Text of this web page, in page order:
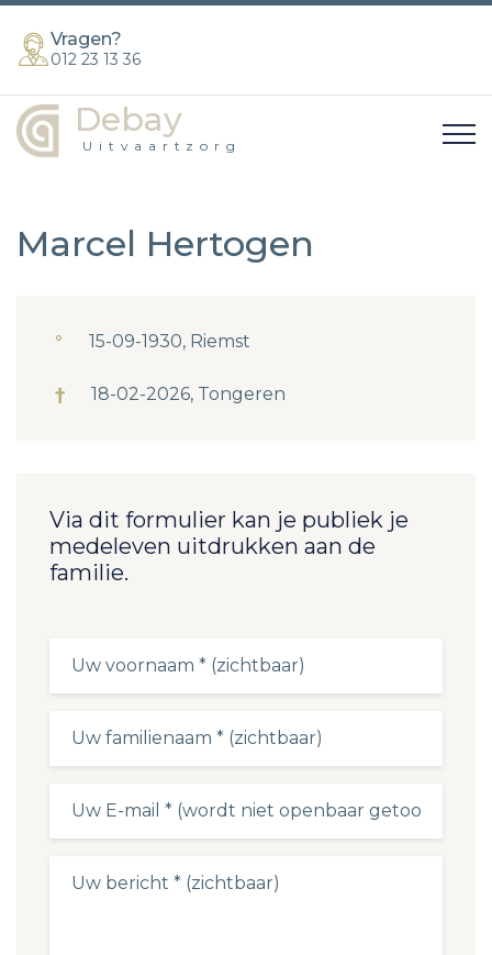
Vragen?
012 23 13 36
Debay
Uitvaartzorg
Marcel Hertogen
° 15-09-1930, Riemst
† 18-02-2026, Tongeren
Via dit formulier kan je publiek je
medeleven uitdrukken aan de
familie.